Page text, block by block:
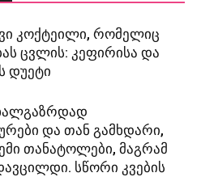
კოქტეილი, რომელიც
ცვლის: კეფირისა და
დუეტი
და თან გამხდარი,
თანატოლები, მაგრამ
სწორი კვების